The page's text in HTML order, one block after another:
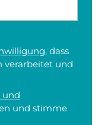
, dass
verarbeitet und
und
und stimme